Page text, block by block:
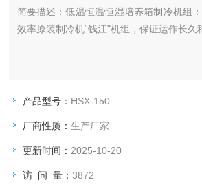
简要描述：低温恒温恒湿培养箱制冷机组
效率原装制冷机“钱江"机组，保证运作长久
产品型号： HSX-150
厂商性质：生产厂家
更新时间： 2025-10-20
访 问 量：3872